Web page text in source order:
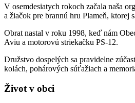
V osemdesiatych rokoch začala naša
a žiačok pre brannú hru Plameň, ktorej
Obrat nastal v roku 1998, keď nám
Aviu a motorovú striekačku PS-12.
Družstvo dospelých sa pravidelne
kolách, pohárových súťažiach a
Život v obci